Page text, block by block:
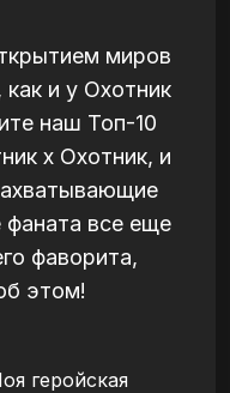
миров
и у Охотник
наш Топ-10
х Охотник, и
фаната все еще
фаворита,
этом!
геройская